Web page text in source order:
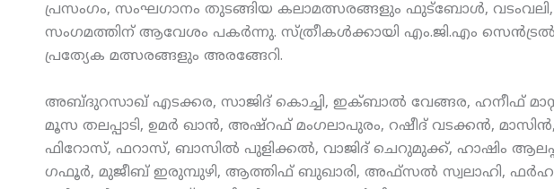
പ്രസംഗം, സംഘഗാനം തുടങ്ങിയ കലാമത്സരങ്ങളും ഫുട്‌ബോള്‍, വടംവലി,
സംഗമത്തിന് ആവേശം പകര്‍ന്നു. സ്ത്രീകള്‍ക്കായി എം.ജി.എം സെന്‍ട്രല്‍
പ്രത്യേക മത്സരങ്ങളും അരങ്ങേറി.
അബ്ദുറസാഖ് എടക്കര, സാജിദ് കൊച്ചി, ഇക്ബാല്‍ വേങ്ങര, ഹനീഫ്
മൂസ തലപ്പാടി, ഉമര്‍ ഖാന്‍, അഷ്‌റഫ് മംഗലാപുരം, റഷീദ് വടക്കന്‍,
ഫിറോസ്, ഫറാസ്, ബാസില്‍ പുളിക്കല്‍, വാജിദ് ചെറുമുക്ക്, ഹാഷിം
ഗഫൂര്‍, മുജീബ് ഇരുമ്പുഴി, ആത്തിഫ് ബുഖാരി, അഫ്‌സല്‍ സ്വലാഹി,